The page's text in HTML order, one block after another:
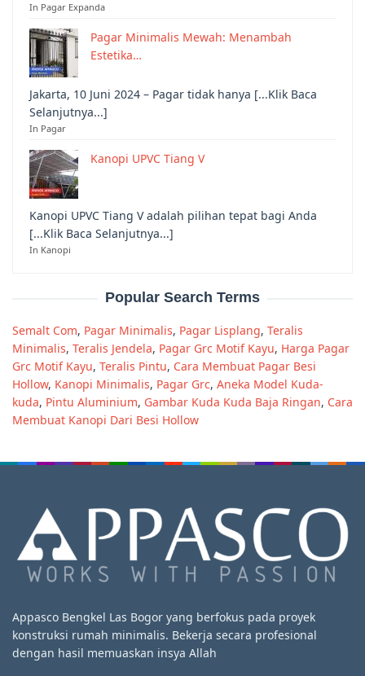
In Pagar Expanda
Pagar Minimalis Mewah: Menambah
Estetika…
Jakarta, 10 Juni 2024 – Pagar tidak hanya [...Klik Baca
Selanjutnya...]
In Pagar
Kanopi UPVC Tiang V
Kanopi UPVC Tiang V adalah pilihan tepat bagi Anda
[...Klik Baca Selanjutnya...]
In Kanopi
Popular Search Terms
Semalt Com, Pagar Minimalis, Pagar Lisplang, Teralis
Minimalis, Teralis Jendela, Pagar Grc Motif Kayu, Harga Pagar
Grc Motif Kayu, Teralis Pintu, Cara Membuat Pagar Besi
Hollow, Kanopi Minimalis, Pagar Grc, Aneka Model Kuda-
kuda, Pintu Aluminium, Gambar Kuda Kuda Baja Ringan, Cara
Membuat Kanopi Dari Besi Hollow
Appasco Bengkel Las Bogor yang berfokus pada proyek
konstruksi rumah minimalis. Bekerja secara profesional
dengan hasil memuaskan insya Allah